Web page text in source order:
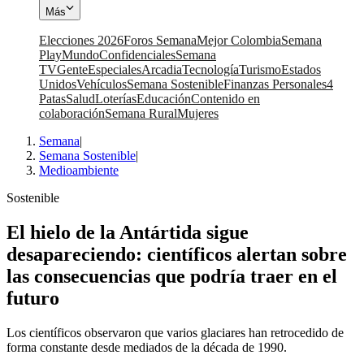
Más
Elecciones 2026Foros SemanaMejor ColombiaSemana
PlayMundoConfidencialesSemana
TVGenteEspecialesArcadiaTecnologíaTurismoEstados
UnidosVehículosSemana SostenibleFinanzas Personales4
PatasSaludLoteríasEducaciónContenido en
colaboraciónSemana RuralMujeres
Semana|
Semana Sostenible|
Medioambiente
Sostenible
El hielo de la Antártida sigue
desapareciendo: científicos alertan sobre
las consecuencias que podría traer en el
futuro
Los científicos observaron que varios glaciares han retrocedido de
forma constante desde mediados de la década de 1990.